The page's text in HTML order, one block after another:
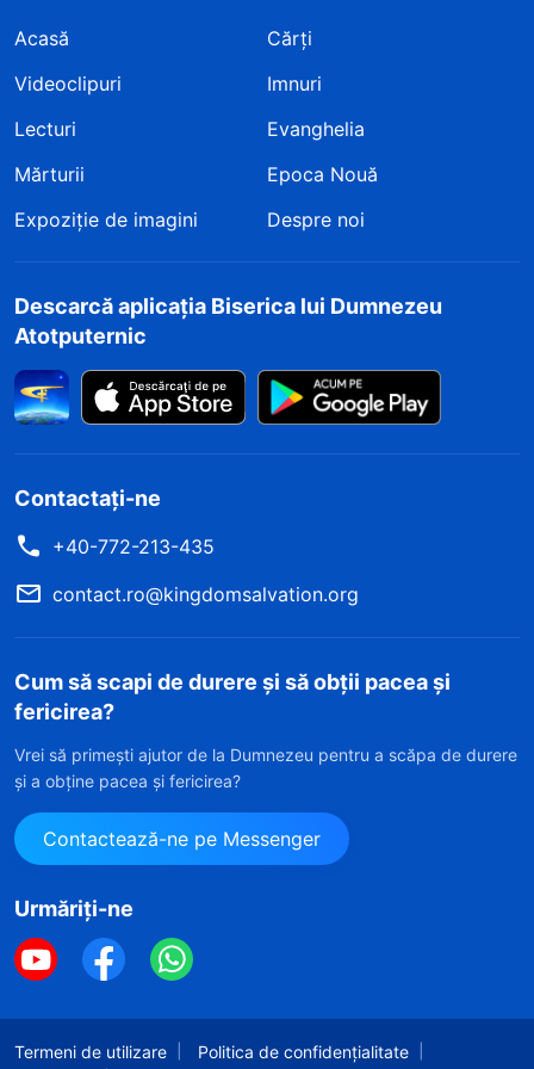
Acasă
Cărți
Videoclipuri
Imnuri
Lecturi
Evanghelia
Mărturii
Epoca Nouă
Expoziție de imagini
Despre noi
Descarcă aplicația Biserica lui Dumnezeu
Atotputernic
Contactați-ne
+40-772-213-435
contact.ro@kingdomsalvation.org
Cum să scapi de durere și să obții pacea și
fericirea?
Vrei să primești ajutor de la Dumnezeu pentru a scăpa de durere
și a obține pacea și fericirea?
Contactează-ne pe Messenger
Urmăriți-ne
Termeni de utilizare
Politica de confidențialitate